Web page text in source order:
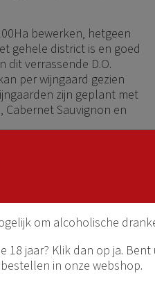
om alcoholische
18 jaar? Klik dan op ja.
in onze webshop.
bewerken, hetgeen
gehele district is en goed
dit verrassende D.O.
per wijngaard gezien
zijn geplant met
Cabernet Sauvignon en
wat handmatige
zich wel langs
geplukt kan
gecontroleerde
optimaal kunnen
al in hun 'jeugd'
Yecla wijnen scoren
zicht door kwaliteit in
voor de Tierra Rosado,